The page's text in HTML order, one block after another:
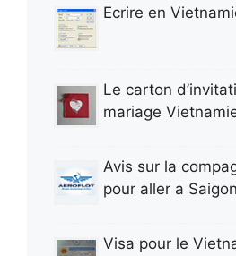
Ecrire en
Le carton
mariage
Avis sur la
pour aller a
Visa pour le